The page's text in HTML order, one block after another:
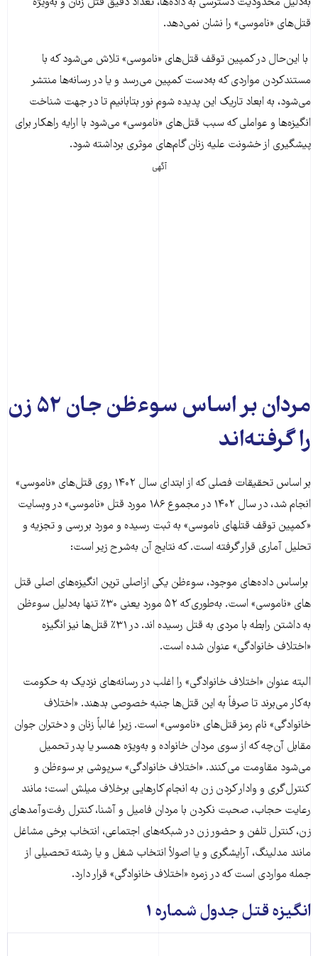
قتل‌های «ناموسی» را نشان نمی‌دهد.
با این‌حال در کمپین توقف قتل‌های «ناموسی» تلاش می‌شود که با
مستندکردن مواردی که به‌دست کمپین می‌رسد و یا در رسانه‌ها منتشر
می‌شود، به ابعاد تاریک این پدیده شوم نور بتابانیم تا در جهت شناخت
انگیزه‌ها و عواملی که سبب قتل‌های «ناموسی» می‌شود با ارایه راهکار برای
پیشگیری از خشونت علیه زنان گام‌های موثری برداشته شود.
آگهی
مردان بر اساس سوءظن جان ۵۲ زن
را گرفته‌اند
بر اساس تحقیقات فصلی که از ابتدای سال ۱۴۰۲ روی قتل‌های «ناموسی»
انجام شد، در سال ۱۴۰۲ در مجموع ۱۸۶ مورد قتل «ناموسی» در وبسایت
«کمپین توقف قتلهای ناموسی» به ثبت رسیده و مورد بررسی و تجزیه و
تحلیل آماری قرار گرفته است. که نتایج آن به‌شرح زیر است:
براساس داده‌های موجود، سوءظن یکی ازاصلی ترین انگیزه‌های اصلی قتل
های «ناموسی» است. به‌طوری‌که ۵۲ مورد یعنی ۳۰٪ تنها به‌دلیل سوءظن
به‌ داشتن رابطه با مردی به قتل رسیده اند. در ۳۱٪ قتل‌ها نیز انگیزه
«اختلاف خانوادگی» عنوان شده است.
البته عنوان «اختلاف خانوادگی» را اغلب در رسانه‌های نزدیک به حکومت
به‌کار می‌برند تا صرفاً به این قتل‌ها جنبه خصوصی بدهند. «اختلاف
خانوادگی» نام رمز قتل‌های «ناموسی» است. زیرا غالباً زنان و دختران جوان
مقابل آن‌چه که از سوی مردان خانواده و به‌ویژه همسر یا پدر تحمیل
می‌شود مقاومت می‌کنند. «اختلاف خانوادگی» سرپوشی بر سوءظن و
کنترل‌گری و وادار کردن زن به انجام کارهایی برخلاف میلش است؛ مانند
رعایت حجاب، صحبت نکردن با مردان فامیل و آشنا، کنترل رفت‌وآمدهای
زن، کنترل تلفن و حضور زن در شبکه‌های اجتماعی، انتخاب برخی مشاغل
مانند مدلینگ، آرایشگری و یا اصولاً انتخاب شغل و یا رشته تحصیلی از
جمله مواردی است که در زمره «اختلاف خانوادگی» قرار دارد.
انگیزه قتل جدول شماره ۱